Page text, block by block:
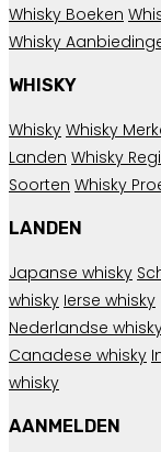
Whisky Boeken
Whisky
WHISKY
Whisky Whisky
Landen Whisky
Soorten Whisky
LANDEN
Japanse whisky
whisky Ierse whisky
Nederlandse
Canadese whisky
whisky
AANMELDEN